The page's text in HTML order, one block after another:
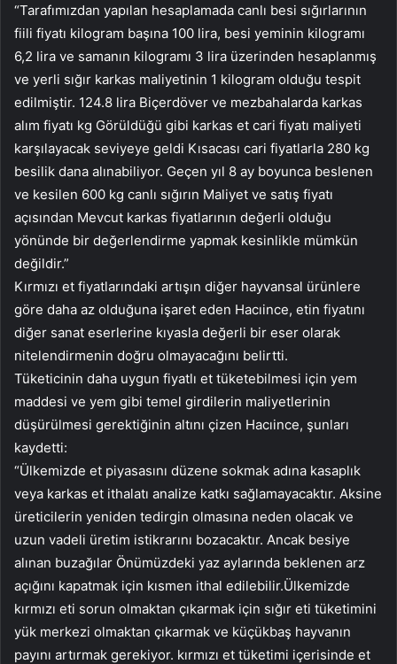
“Tarafımızdan yapılan hesaplamada canlı besi sığırlarının
fiili fiyatı kilogram başına 100 lira, besi yeminin kilogramı
6,2 lira ve samanın kilogramı 3 lira üzerinden hesaplanmış
ve yerli sığır karkas maliyetinin 1 kilogram olduğu tespit
edilmiştir. 124.8 lira Biçerdöver ve mezbahalarda karkas
alım fiyatı kg Görüldüğü gibi karkas et cari fiyatı maliyeti
karşılayacak seviyeye geldi Kısacası cari fiyatlarla 280 kg
besilik dana alınabiliyor. Geçen yıl 8 ay boyunca beslenen
ve kesilen 600 kg canlı sığırın Maliyet ve satış fiyatı
açısından Mevcut karkas fiyatlarının değerli olduğu
yönünde bir değerlendirme yapmak kesinlikle mümkün
değildir.”
Kırmızı et fiyatlarındaki artışın diğer hayvansal ürünlere
göre daha az olduğuna işaret eden Hacıince, etin fiyatını
diğer sanat eserlerine kıyasla değerli bir eser olarak
nitelendirmenin doğru olmayacağını belirtti.
Tüketicinin daha uygun fiyatlı et tüketebilmesi için yem
maddesi ve yem gibi temel girdilerin maliyetlerinin
düşürülmesi gerektiğinin altını çizen Hacıince, şunları
kaydetti:
“Ülkemizde et piyasasını düzene sokmak adına kasaplık
veya karkas et ithalatı analize katkı sağlamayacaktır. Aksine
üreticilerin yeniden tedirgin olmasına neden olacak ve
uzun vadeli üretim istikrarını bozacaktır. Ancak besiye
alınan buzağılar Önümüzdeki yaz aylarında beklenen arz
açığını kapatmak için kısmen ithal edilebilir.Ülkemizde
kırmızı eti sorun olmaktan çıkarmak için sığır eti tüketimini
yük merkezi olmaktan çıkarmak ve küçükbaş hayvanın
payını artırmak gerekiyor. kırmızı et tüketimi içerisinde et